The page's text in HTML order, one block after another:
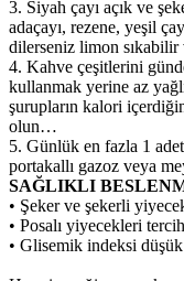
3. Siyah çayı açık ve
adaçayı, rezene, yeşil
dilerseniz limon
4. Kahve çeşitlerini
kullanmak yerine az
şurupların kalori
olun…
5. Günlük en fazla 1
portakallı gazoz veya
SAĞLIKLI
• Şeker ve şekerli
• Posalı yiyecekleri
• Glisemik indeksi